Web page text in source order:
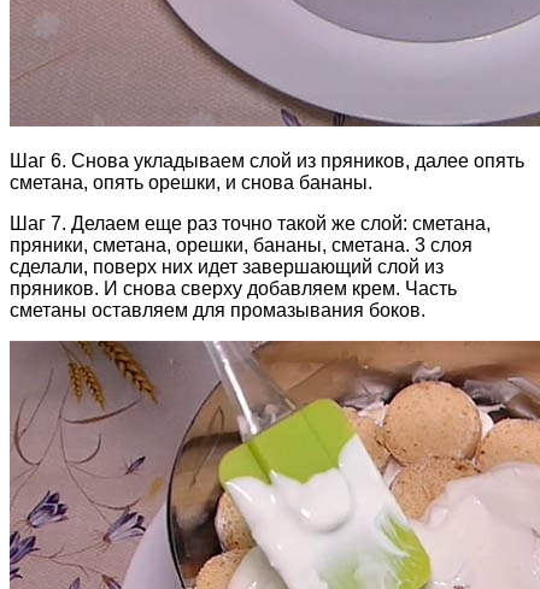
Шаг 6. Снова укладываем слой из пряников, далее опять
сметана, опять орешки, и снова бананы.
Шаг 7. Делаем еще раз точно такой же слой: сметана,
пряники, сметана, орешки, бананы, сметана. 3 слоя
сделали, поверх них идет завершающий слой из
пряников. И снова сверху добавляем крем. Часть
сметаны оставляем для промазывания боков.